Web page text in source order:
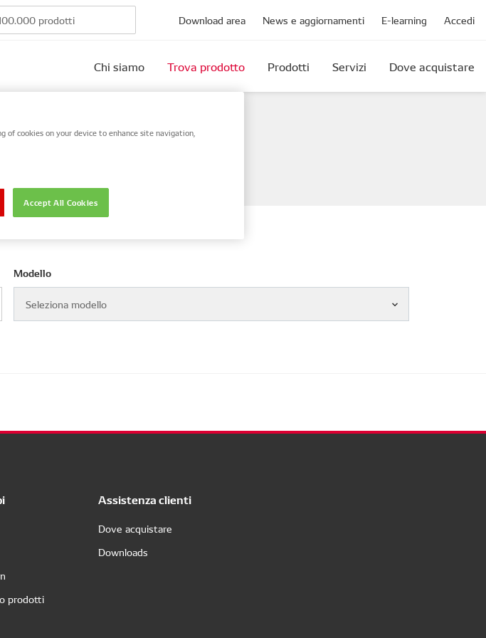
Download area News e aggiornamenti E-learning Accedi
Chi siamo Trova prodotto Prodotti Servizi Dove acquistare
No.
Modello
Seleziona modello
prodotti
Assistenza clienti
Dove acquistare
Downloads
of cookies on your device to enhance site navigation,
Accept All Cookies